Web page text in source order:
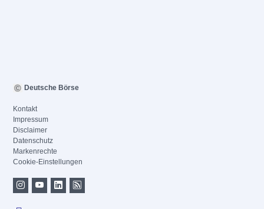
Deutsche Börse
Kontakt
Impressum
Disclaimer
Datenschutz
Markenrechte
Cookie-Einstellungen